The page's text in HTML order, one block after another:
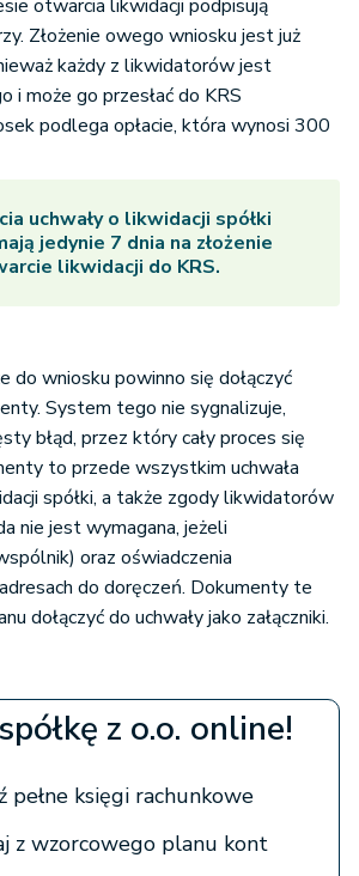
otwarcia likwidacji podpisują
Złożenie owego wniosku jest już
każdy z likwidatorów jest
i może go przesłać do KRS
podlega opłacie, która wynosi 300
uchwały o likwidacji spółki
jedynie 7 dnia na złożenie
likwidacji do KRS.
do wniosku powinno się dołączyć
System tego nie sygnalizuje,
błąd, przez który cały proces się
to przede wszystkim uchwała
spółki, a także zgody likwidatorów
nie jest wymagana, jeżeli
oraz oświadczenia
do doręczeń. Dokumenty te
dołączyć do uchwały jako załączniki.
z o.o. online!
pełne księgi rachunkowe
z wzorcowego planu kont